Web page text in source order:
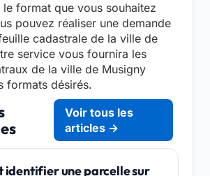
le format que vous souhaitez
pouvez réaliser une demande
cadastrale de la ville de
service vous fournira les
de la ville de Musigny
formats désirés.
Voir tous les
articles →
identifier une parcelle sur